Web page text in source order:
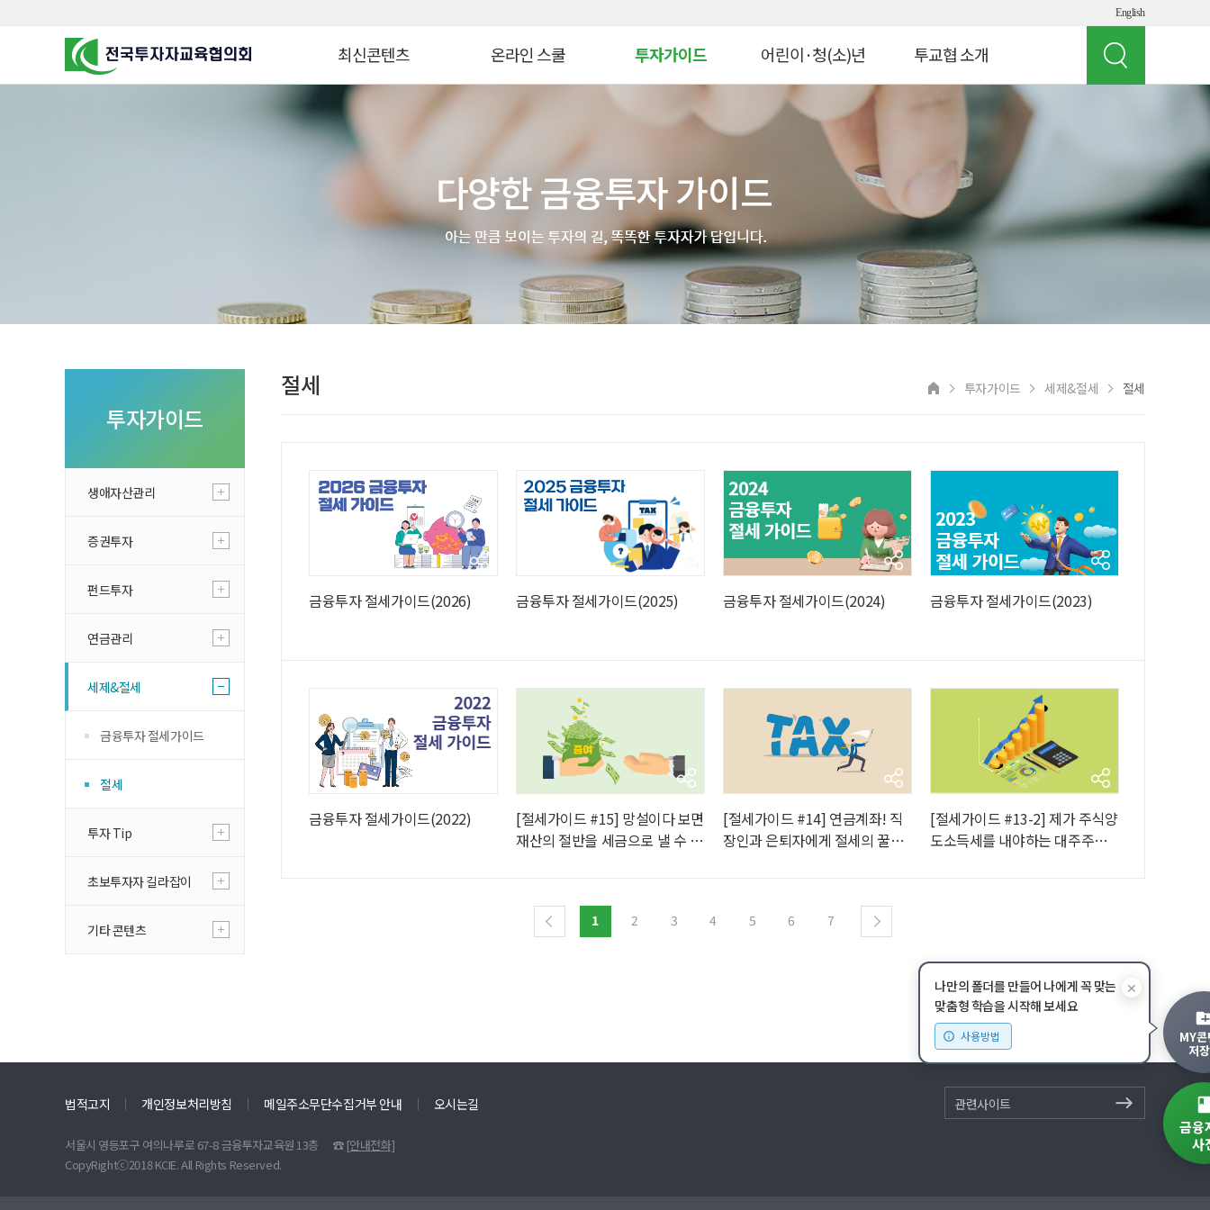
English
최신콘텐츠
찾아가는 군장병 금융투자교육
찾아가는 연금ᆞ자산 관리 교육
군장병 금융투자 아카데미
자립준비청년을 위한 든든한 금융!
실전투자 Insight
온라인 스쿨
연금 스쿨
생애자산관리스쿨
대체투자스쿨
파생상품스쿨
시니어 디지털 금융스쿨
투자가이드
생애자산관리
펀드투자
연금관리
세제&절세
어린이·청(소)년
늘봄교육
파이낸셜 빌리지
모의투자게임 체험
꿈꾸는 여의도 경제버스
금융투자 뮤지컬 '아임유'
어린이&청소년
투교협 소개
투교협 소개
주요 사업
오시는 길
공지사항
상담 연락처
투자가이드
생애자산관리
증권투자
펀드투자
연금관리
세제&절세
금융투자 절세가이드
절세
투자 Tip
초보투자자 길라잡이
기타 콘텐츠
절세 투자가이드 세제&절세 절세
금융투자 절세가이드(2026) 금융투자 절세가이드(2025) 금융투자 절세가이드(2024) 금융투자 절세가이드(2023)
금융투자 절세가이드(2022)
[절세가이드 #15] 망설이다 보면
재산의 절반을 세금으로 낼 수 있
[절세가이드 #14] 연금계좌! 직
장인과 은퇴자에게 절세의 꿀팁
[절세가이드 #13-2] 제가 주식양
도소득세를 내야하는 대주주라
1 2 3 4 5 6 7
나만의 폴더를 만들어 나에게 꼭 맞는
맞춤형 학습을 시작해 보세요
사용방법
✕
MY
저
금융
사
법적고지 개인정보처리방침 메일주소무단수집거부 안내 오시는길
서울시 영등포구 여의나루로 67-8 금융투자교육원 13층 ☎ [안내전화]
CopyRightⓒ2018 KCIE. All Rights Reserved.
관련사이트